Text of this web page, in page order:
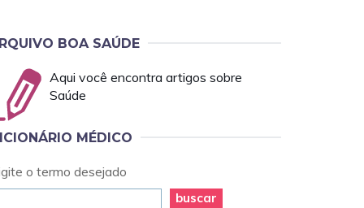
BOA SAÚDE
Aqui você encontra artigos sobre
Saúde
MÉDICO
o termo desejado
buscar